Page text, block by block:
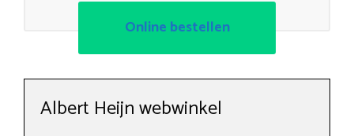
Online bestellen
Albert Heijn webwinkel